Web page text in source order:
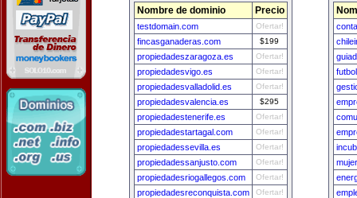
Nombre de dominio Precio
testdomain.com Ofertar!
fincasganaderas.com $199
propiedadeszaragoza.es Ofertar!
propiedadesvigo.es Ofertar!
propiedadesvalladolid.es Ofertar!
propiedadesvalencia.es $295
propiedadestenerife.es Ofertar!
propiedadestartagal.com Ofertar!
propiedadessevilla.es Ofertar!
propiedadessanjusto.com Ofertar!
propiedadesriogallegos.com Ofertar!
propiedadesreconquista.com Ofertar!